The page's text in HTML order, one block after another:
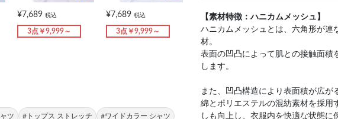
¥7,689 税込
3点￥9,999～
¥7,689 税込
3点￥9,999～
ツ #トップス ストレッチ #ワイドカラー シャツ
【素材特徴：ハニカムメッシュ】
ハニカムメッシュとは、六角形が連
材。
表面の凹凸によって肌との接触面積
します。
また、凹凸構造により表面積が広が
綿とポリエステルの混紡素材を採用
しも向上し、衣服内を快適な状態に